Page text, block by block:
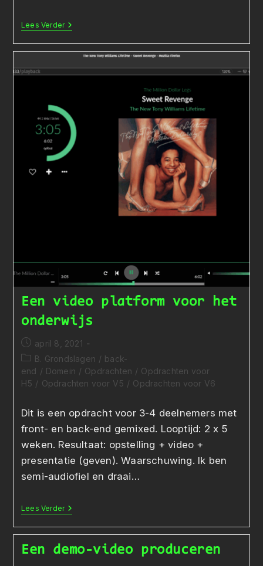
Lees VerderBJC
Lecture
Videos
Een video platform voor het
onderwijs
Bericht
gepubliceerd
op:
april 8, 2021
Berichtcategorie:
B. Grondslagen / back-
end / Domein / Opdrachten / Opdrachten voor
H5 / Opdrachten voor V5 / Opdrachten voor V6
Dit is een opdracht voor 3-4 deelnemers met
front- en back-end gemixed. Looptijd: 2 x 5
weken. Resultaat: opstelling + video +
presentatie (geven). Waarschuwing. Ik ben
semi-audiofiel en draai…
Lees VerderEen
Video
Platform
Voor
Het
Onderwijs
Een demo-video produceren